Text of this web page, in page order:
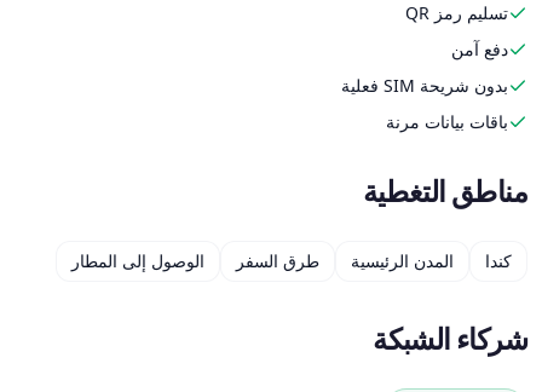
تسليم رمز QR
دفع آمن
بدون شريحة SIM فعلية
باقات بيانات مرنة
مناطق التغطية
كندا المدن الرئيسية طرق السفر الوصول إلى المطار
شركاء الشبكة